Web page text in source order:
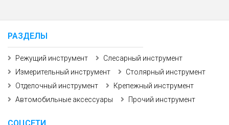
РАЗДЕЛЫ
Режущий инструмент
Слесарный инструмент
Измерительный инструмент
Столярный инструмент
Отделочный инструмент
Крепежный инструмент
Автомобильные аксессуары
Прочий инструмент
СОЦСЕТИ